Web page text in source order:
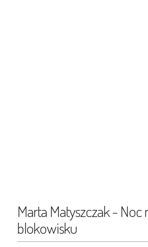
Marta Matyszczak - Noc
blokowisku